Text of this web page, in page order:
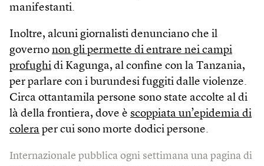
manifestanti.
Inoltre, alcuni giornalisti denunciano che il
governo non gli permette di entrare nei campi
profughi di Kagunga, al confine con la Tanzania,
per parlare con i burundesi fuggiti dalle violenze.
Circa ottantamila persone sono state accolte al di
là della frontiera, dove è scoppiata un’epidemia di
colera per cui sono morte dodici persone.
Internazionale pubblica ogni settimana una pagina di